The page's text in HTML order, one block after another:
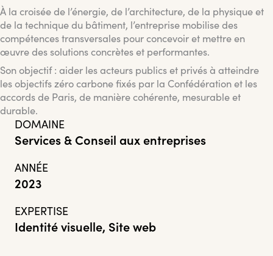
À la croisée de l’énergie, de l’architecture, de la physique et
de la technique du bâtiment, l’entreprise mobilise des
compétences transversales pour concevoir et mettre en
œuvre des solutions concrètes et performantes.
Son objectif : aider les acteurs publics et privés à atteindre
les objectifs zéro carbone fixés par la Confédération et les
accords de Paris, de manière cohérente, mesurable et
durable.
DOMAINE
Services & Conseil aux entreprises
ANNÉE
2023
EXPERTISE
Identité visuelle, Site web